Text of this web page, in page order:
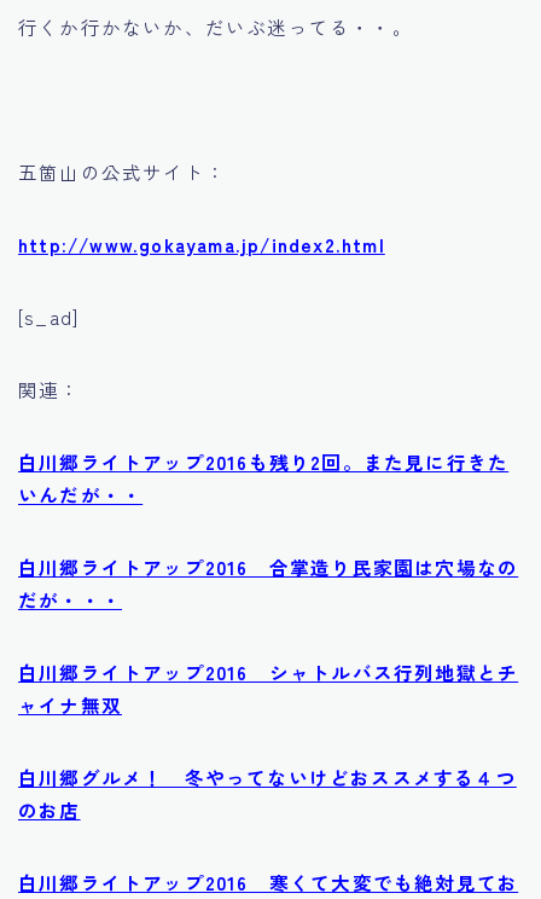
行くか行かないか、だいぶ迷ってる・・。
五箇山の公式サイト：
http://www.gokayama.jp/index2.html
[s_ad]
関連：
白川郷ライトアップ2016も残り2回。また見に行きた
いんだが・・
白川郷ライトアップ2016 合掌造り民家園は穴場なの
だが・・・
白川郷ライトアップ2016 シャトルバス行列地獄とチ
ャイナ無双
白川郷グルメ！ 冬やってないけどおススメする４つ
のお店
白川郷ライトアップ2016 寒くて大変でも絶対見てお